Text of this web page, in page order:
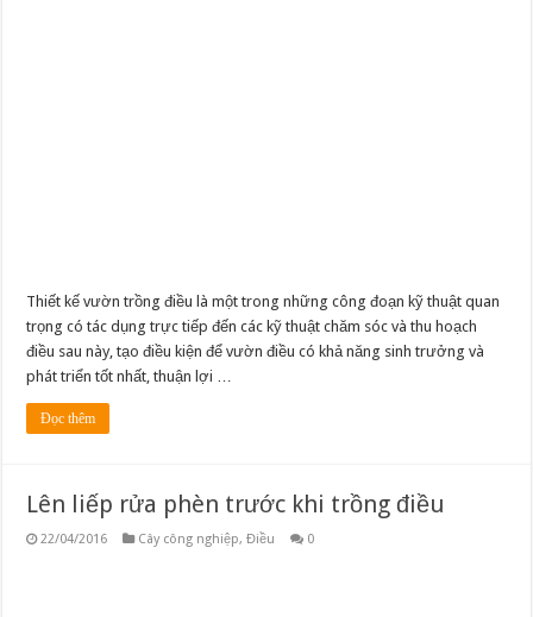
Thiết kế vườn trồng điều là một trong những công đoạn kỹ thuật quan
trọng có tác dụng trực tiếp đến các kỹ thuật chăm sóc và thu hoạch
điều sau này, tạo điều kiện để vườn điều có khả năng sinh trưởng và
phát triển tốt nhất, thuận lợi …
Đọc thêm
Lên liếp rửa phèn trước khi trồng điều
22/04/2016 Cây công nghiệp,Điều 0